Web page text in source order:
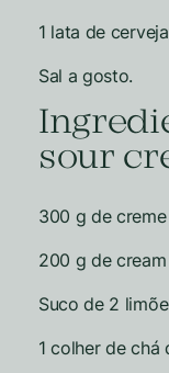
1 lata de
Sal a gosto.
sour
300 g de
200 g de cream
Suco de 2
1 colher de chá